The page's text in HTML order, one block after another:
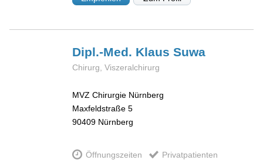
Dipl.-Med. KlausSuwa
Chirurg, Viszeralchirurg
MVZ Chirurgie Nürnberg
Maxfeldstraße 5
90409 Nürnberg
Öffnungszeiten Privatpatienten